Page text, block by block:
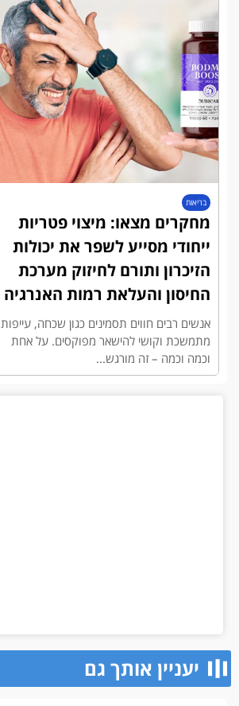
בריאות
מחקרים מצאו: מיצוי פטריות
ייחודי מסייע לשפר את יכולות
הזיכרון ותורם לחיזוק מערכת
החיסון והעלאת רמות האנרגיה
אנשים רבים חווים תסמינים כגון שכחה, עייפות
מתמשכת וקושי להישאר מפוקסים. על אחת
וכמה וכמה – זה מורגש...
יעניין אותך גם